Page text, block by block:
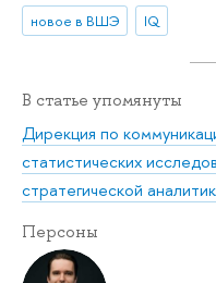
новое в ВШЭ IQ
В статье упомянуты
Дирекция по
статистических
стратегической
Персоны